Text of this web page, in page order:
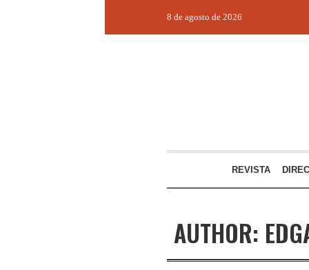
8 de agosto de 2026
REVISTA
AUTHOR: